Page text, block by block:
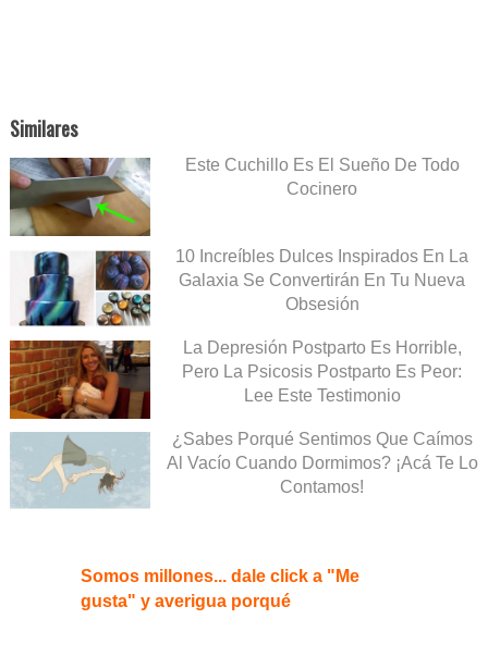
Similares
Este Cuchillo Es El Sueño De Todo
Cocinero
10 Increíbles Dulces Inspirados En La
Galaxia Se Convertirán En Tu Nueva
Obsesión
La Depresión Postparto Es Horrible,
Pero La Psicosis Postparto Es Peor:
Lee Este Testimonio
¿Sabes Porqué Sentimos Que Caímos
Al Vacío Cuando Dormimos? ¡Acá Te Lo
Contamos!
Somos millones... dale click a "Me
gusta" y averigua porqué